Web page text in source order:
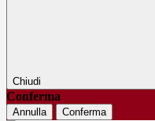
Chiudi
Conferma
Annulla Conferma